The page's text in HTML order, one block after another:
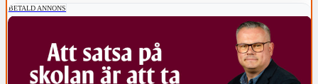
BETALD ANNONS